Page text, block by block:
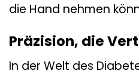
die Hand nehmen
Präzision, die
In der Welt des